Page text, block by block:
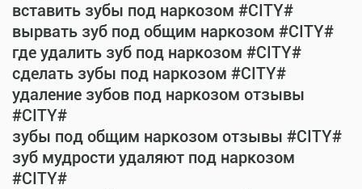
вставить зубы под наркозом #CITY#
вырвать зуб под общим наркозом #CITY#
где удалить зуб под наркозом #CITY#
сделать зубы под наркозом #CITY#
удаление зубов под наркозом отзывы
#CITY#
зубы под общим наркозом отзывы #CITY#
зуб мудрости удаляют под наркозом
#CITY#